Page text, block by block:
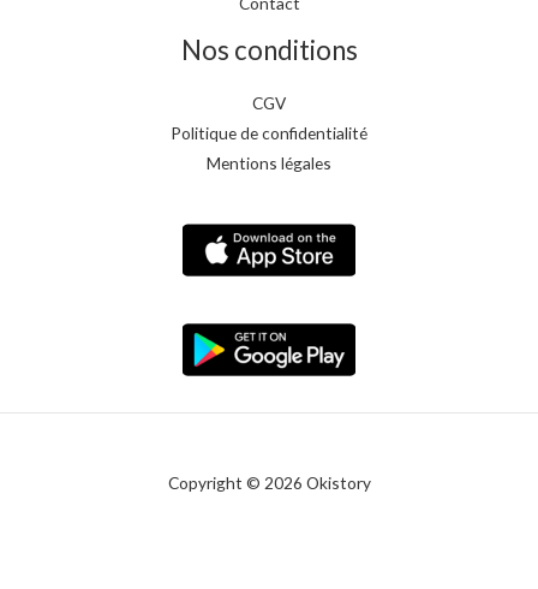
Nos conditions
CGV
Politique de confidentialité
Mentions légales
Copyright © 2026 Okistory